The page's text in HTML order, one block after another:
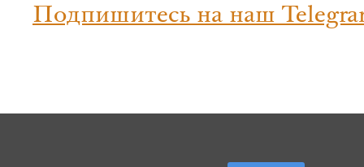
Подпишитесь на наш